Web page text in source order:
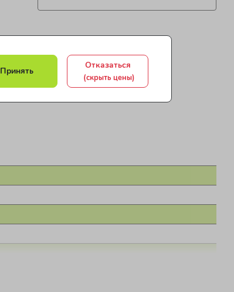
Принять
Отказаться
(скрыть цены)